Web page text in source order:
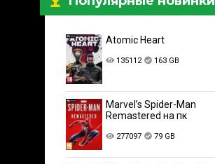
Atomic Heart
135112 163 GB
Marvel’s Spider-Man
Remastered на пк
277097 79 GB